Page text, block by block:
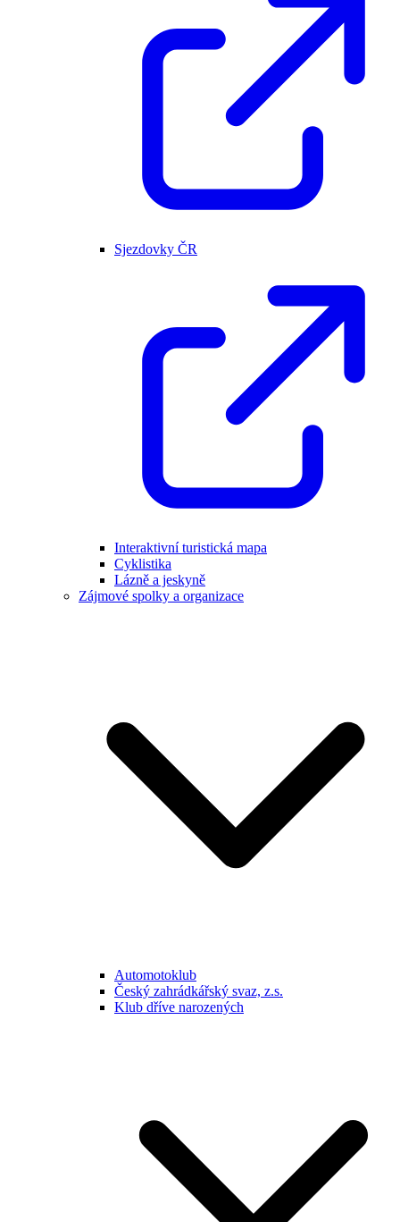
Sjezdovky ČR
Interaktivní turistická mapa
Cyklistika
Lázně a jeskyně
Zájmové spolky a organizace
Automotoklub
Český zahrádkářský svaz, z.s.
Klub dříve narozených